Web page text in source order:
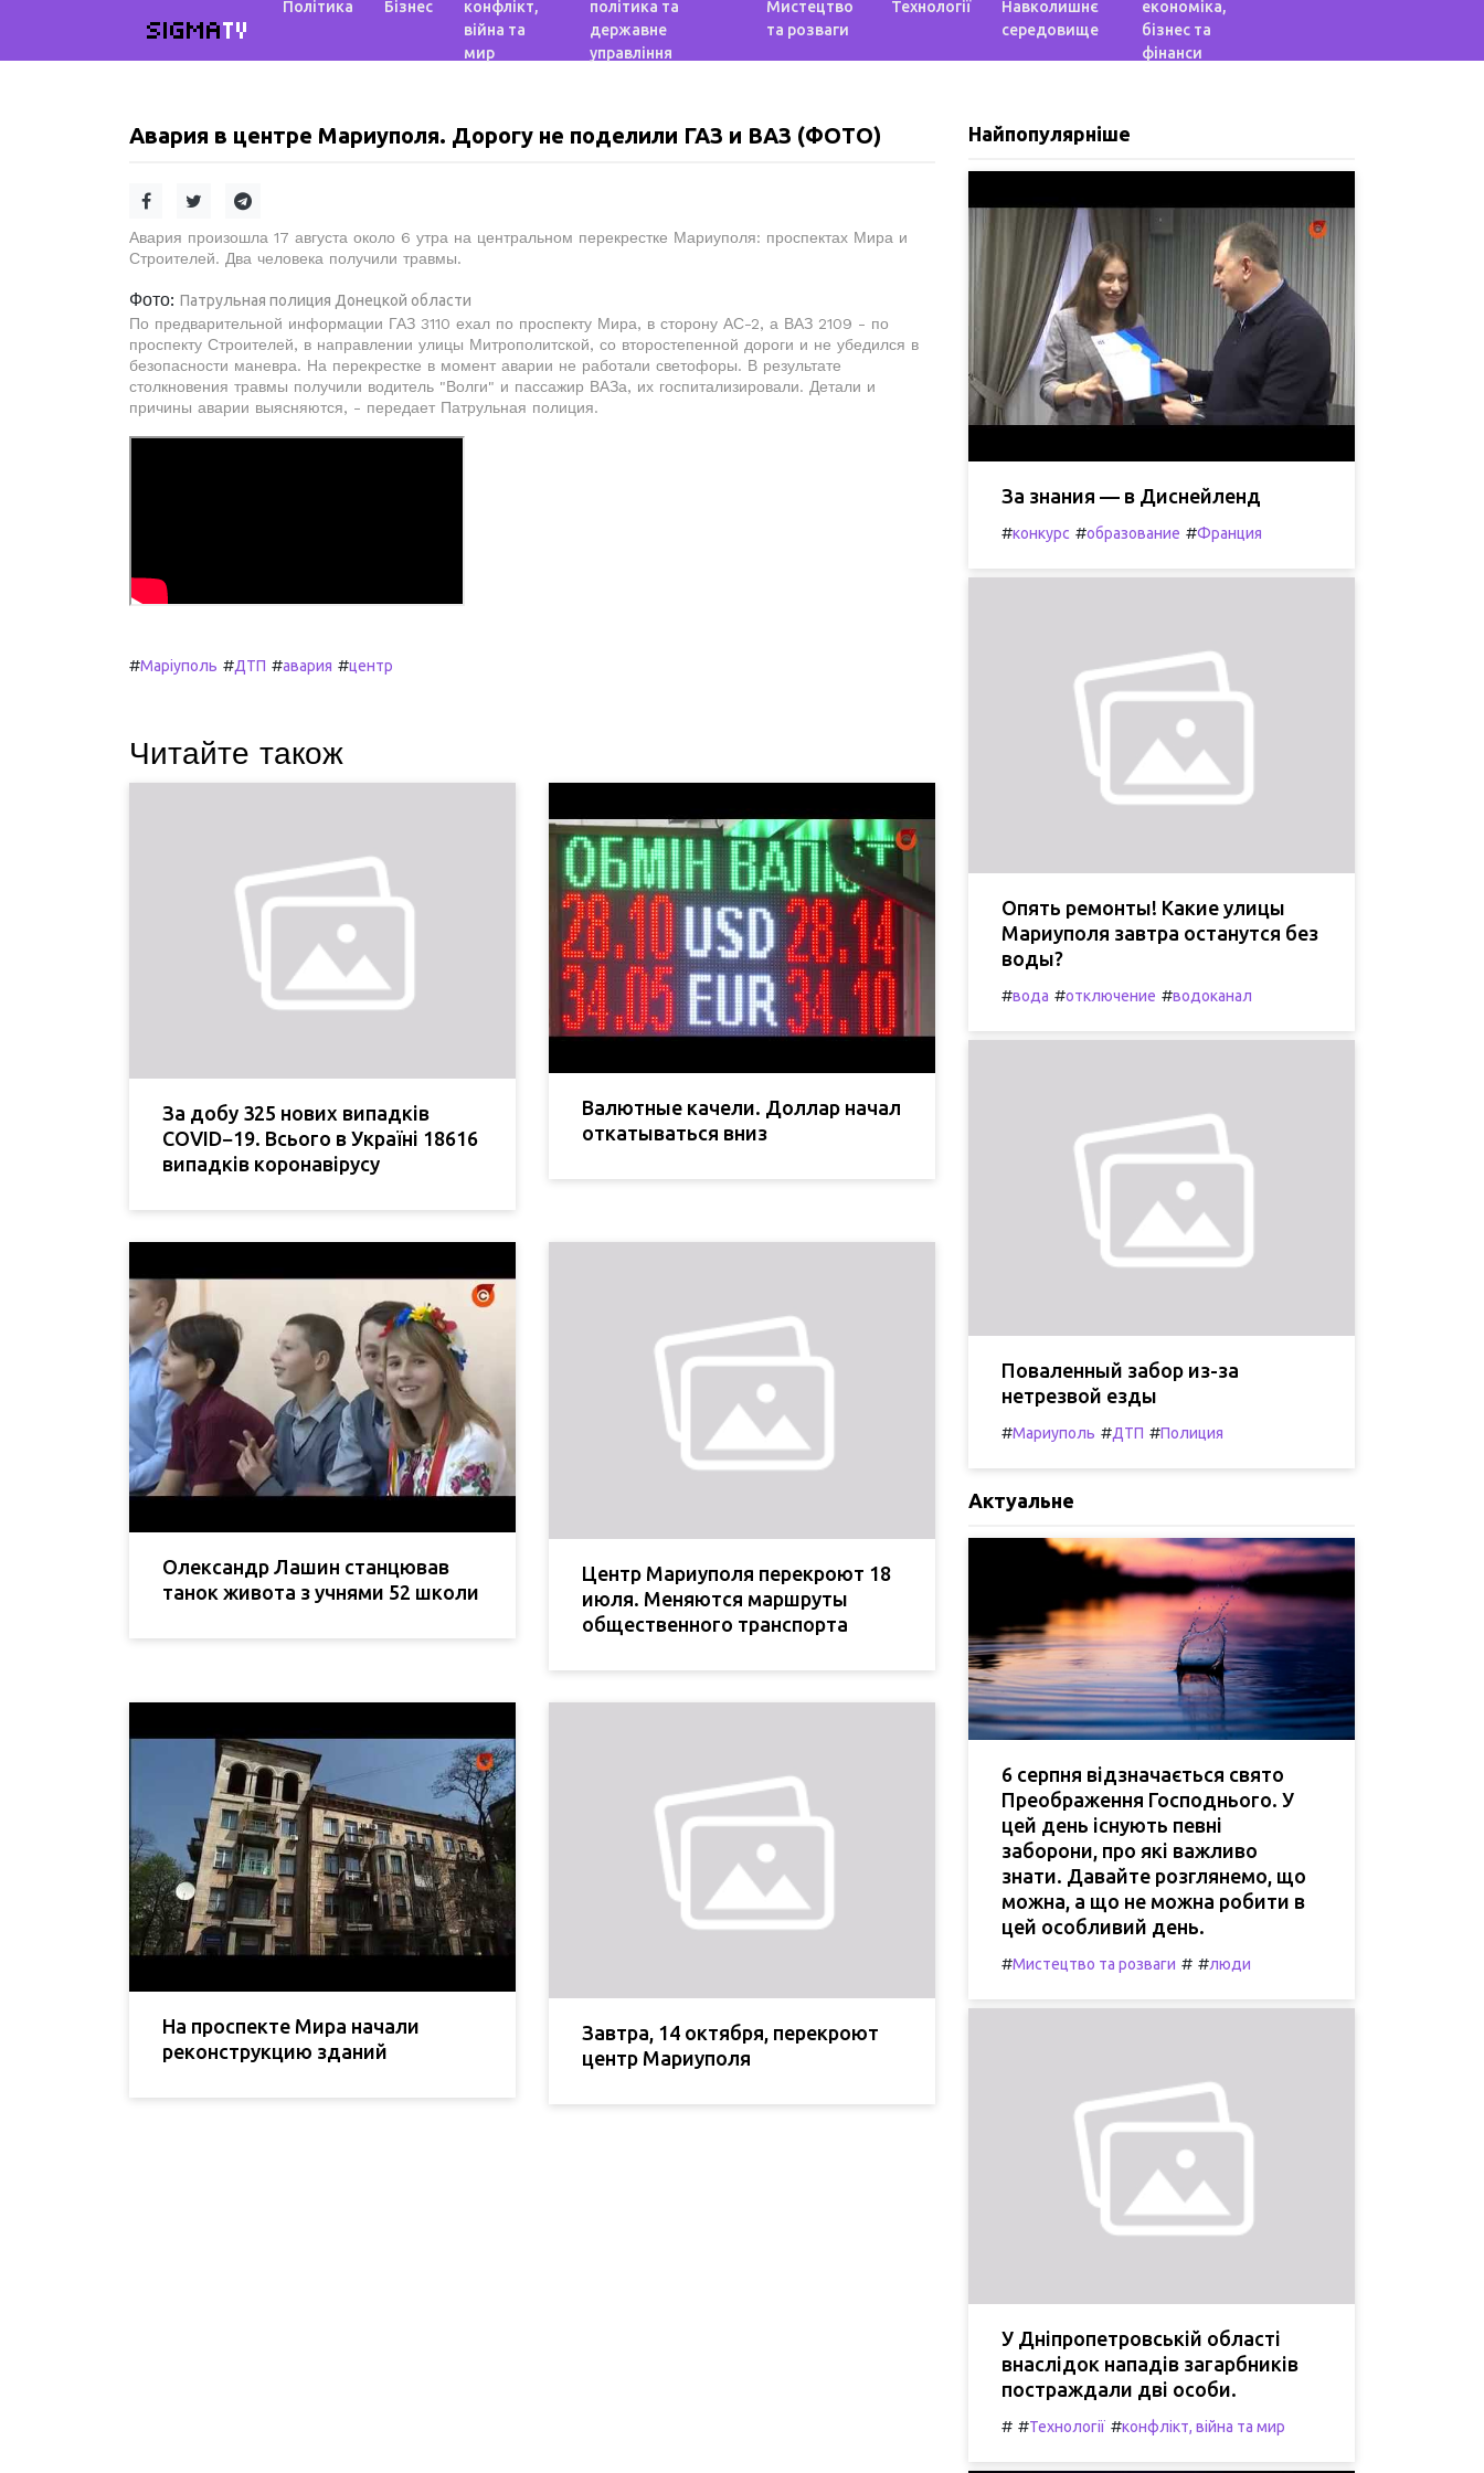
SIGMATV
Політика Бізнес
конфлікт,
війна та
мир
політика та
державне
управління
Мистецтво
та розваги
Технології
Навколишнє
середовище
економіка,
бізнес та
фінанси
Авария в центре Мариуполя. Дорогу не поделили ГАЗ и ВАЗ (ФОТО)
Авария произошла 17 августа около 6 утра на центральном перекрестке Мариуполя: проспектах Мира и
Строителей. Два человека получили травмы.
Фото: Патрульная полиция Донецкой области
По предварительной информации ГАЗ 3110 ехал по проспекту Мира, в сторону АС-2, а ВАЗ 2109 - по
проспекту Строителей, в направлении улицы Митрополитской, со второстепенной дороги и не убедился в
безопасности маневра. На перекрестке в момент аварии не работали светофоры. В результате
столкновения травмы получили водитель "Волги" и пассажир ВАЗа, их госпитализировали. Детали и
причины аварии выясняются, - передает Патрульная полиция.
#Маріуполь #ДТП #авария #центр
Читайте також
За добу 325 нових випадків
COVID−19. Всього в Україні 18616
випадків коронавірусу
Валютные качели. Доллар начал
откатываться вниз
Олександр Лашин станцював
танок живота з учнями 52 школи
Центр Мариуполя перекроют 18
июля. Меняются маршруты
общественного транспорта
На проспекте Мира начали
реконструкцию зданий
Завтра, 14 октября, перекроют
центр Мариуполя
Найпопулярніше
За знания — в Диснейленд
#конкурс #образование #Франция
Опять ремонты! Какие улицы
Мариуполя завтра останутся без
воды?
#вода #отключение #водоканал
Поваленный забор из-за
нетрезвой езды
#Мариуполь #ДТП #Полиция
Актуальне
6 серпня відзначається свято
Преображення Господнього. У
цей день існують певні
заборони, про які важливо
знати. Давайте розглянемо, що
можна, а що не можна робити в
цей особливий день.
#Мистецтво та розваги # #люди
У Дніпропетровській області
внаслідок нападів загарбників
постраждали дві особи.
# #Технології #конфлікт, війна та мир